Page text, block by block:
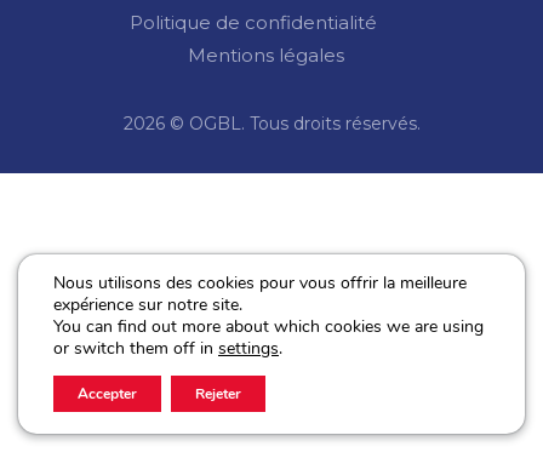
Politique de confidentialité
Mentions légales
2026 © OGBL. Tous droits réservés.
Nous utilisons des cookies pour vous offrir la meilleure
expérience sur notre site.
You can find out more about which cookies we are using
or switch them off in settings.
Accepter Rejeter